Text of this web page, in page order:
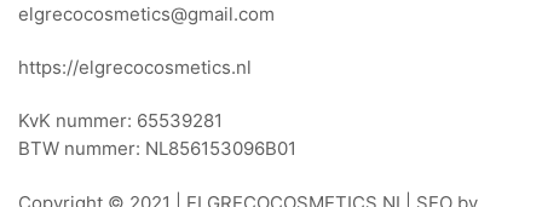
elgrecocosmetics@gmail.com
https://elgrecocosmetics.nl
KvK nummer: 65539281
BTW nummer: NL856153096B01
Copyright © 2021 | ELGRECOCOSMETICS.NL | SEO by